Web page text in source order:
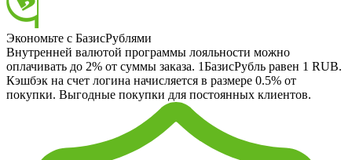
Экономьте с БазисРублями
Внутренней валютой программы лояльности можно
оплачивать до 2% от суммы заказа. 1БазисРубль равен 1 RUB.
Кэшбэк на счет логина начисляется в размере 0.5% от
покупки. Выгодные покупки для постоянных клиентов.